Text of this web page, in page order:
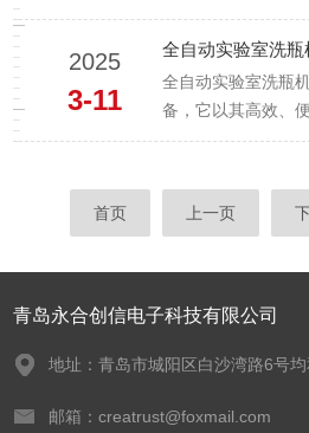
和包装机部件、搅
片工具及其他生产
GMP是
的是...
2025
3-11
全自动实验室洗瓶
备，它以其高效、
验室的清洁效率和
如试管、烧杯、量
验人员节省大量时
首页 上一页
青岛永合创信电子科技有限公司
地址：青岛市城阳区白沙湾路6号
邮箱：creatrust@foxmail.com